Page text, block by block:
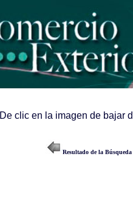
De clic en la imagen de bajar
Resultado de la Búsqueda